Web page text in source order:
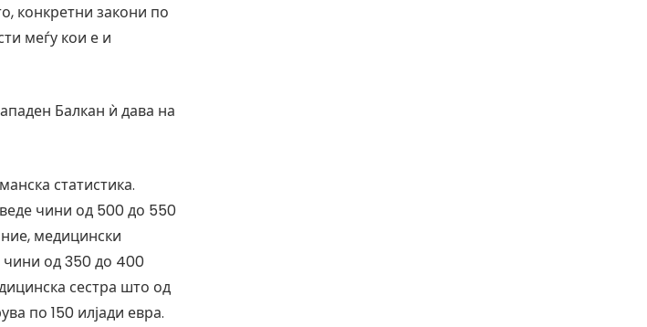
конкретни закони по
меѓу кои е и
Балкан ѝ дава на
статистика.
чини од 500 до 550
медицински
чини од 350 до 400
сестра што од
по 150 илјади евра.